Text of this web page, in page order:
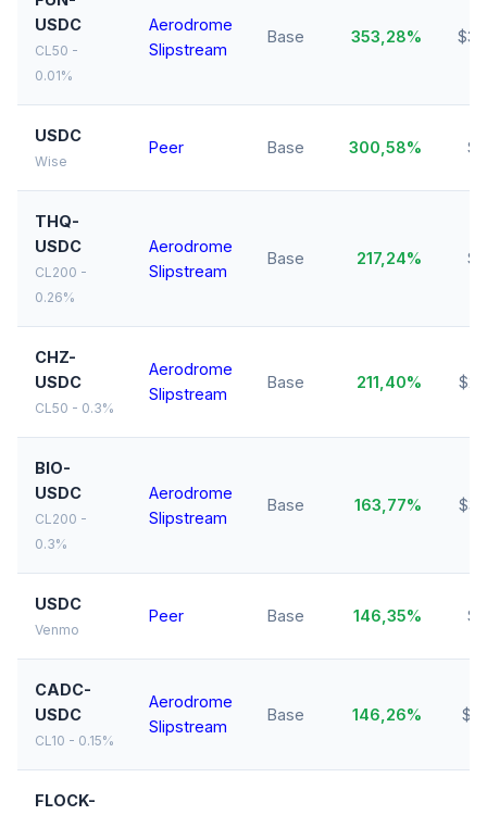
USDC
CL50 -
0.01%
Aerodrome
Slipstream
Base 353,28%
USDC
Wise
Peer Base 300,58%
THQ-
USDC
CL200 -
0.26%
Aerodrome
Slipstream
Base 217,24%
CHZ-
USDC
CL50 - 0.3%
Aerodrome
Slipstream
Base 211,40%
BIO-
USDC
CL200 -
0.3%
Aerodrome
Slipstream
Base 163,77%
USDC
Venmo
Peer Base 146,35%
CADC-
USDC
CL10 - 0.15%
Aerodrome
Slipstream
Base 146,26%
FLOCK-